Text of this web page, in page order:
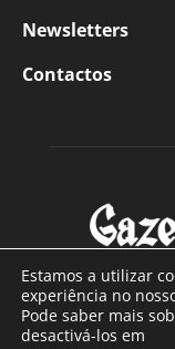
Newsletters
Contactos
Estamos a utilizar
experiência no
Pode saber mais
desactivá-los em